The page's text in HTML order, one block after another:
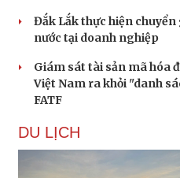
Đắk Lắk thực hiện chuyển
nước tại doanh nghiệp
Giám sát tài sản mã hóa
Việt Nam ra khỏi "danh
FATF
DU LỊCH